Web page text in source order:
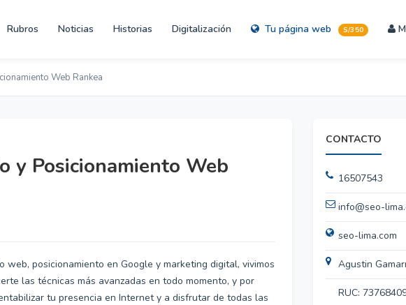
Rubros Noticias Historias Digitalización Tu página web S/350
Web Rankea
y Posicionamiento Web
posicionamiento en Google y marketing digital, vivimos
las técnicas más avanzadas en todo momento, y por
tu presencia en Internet y a disfrutar de todas las
CONTACTO
16507543
info@seo-
seo-lima.com
Agustin
RUC: